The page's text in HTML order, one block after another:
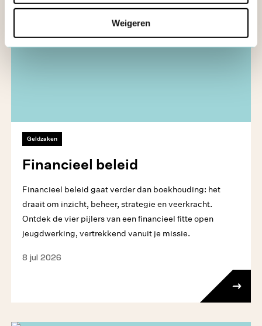
Weigeren
Geldzaken
Financieel beleid
Financieel beleid gaat verder dan boekhouding: het
draait om inzicht, beheer, strategie en veerkracht.
Ontdek de vier pijlers van een financieel fitte open
jeugdwerking, vertrekkend vanuit je missie.
8 jul 2026